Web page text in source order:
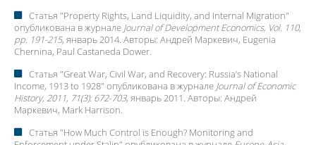
Статья "Property Rights, Land Liquidity, and Internal Migration"
опубликована в журнале Journal of Development Economics, Vol. 110,
pp. 191-215, январь 2014. Авторы: Андрей Маркевич, Eugenia
Chernina, Paul Castaneda Dower.
Статья "Great War, Civil War, and Recovery: Russia’s National
Income, 1913 to 1928" опубликована в журнале Journal of Economic
History, 2011, 71(3): 672-703, январь 2011. Авторы: Андрей
Маркевич, Mark Harrison.
Статья "How Much Control is Enough? Monitoring and